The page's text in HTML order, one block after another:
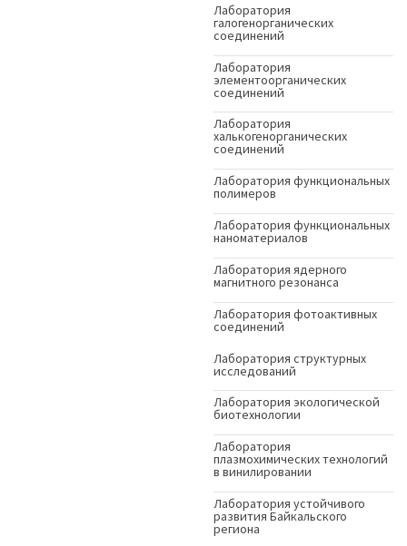
Лаборатория
галогенорганических
соединений
Лаборатория
элементоорганических
соединений
Лаборатория
халькогенорганических
соединений
Лаборатория функциональных
полимеров
Лаборатория функциональных
наноматериалов
Лаборатория ядерного
магнитного резонанса
Лаборатория фотоактивных
соединений
Лаборатория структурных
исследований
Лаборатория экологической
биотехнологии
Лаборатория
плазмохимических технологий
в винилировании
Лаборатория устойчивого
развития Байкальского
региона